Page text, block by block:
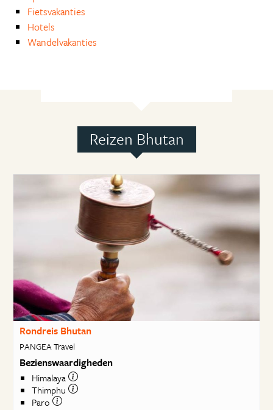
Fietsvakanties
Hotels
Wandelvakanties
Reizen Bhutan
Rondreis Bhutan
PANGEA Travel
Bezienswaardigheden
Himalaya
Thimphu
Paro